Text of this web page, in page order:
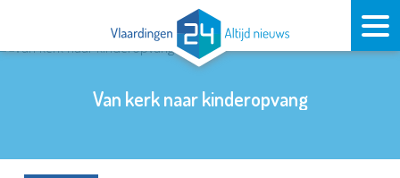
Van kerk naar kinderopvang